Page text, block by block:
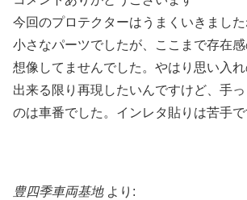
今回のプロテクターはうまくいきました
小さなパーツでしたが、ここまで存在
想像してませんでした。やはり思い入
出来る限り再現したいんですけど、手
のは車番でした。インレタ貼りは苦手
豊四季車両基地 より: